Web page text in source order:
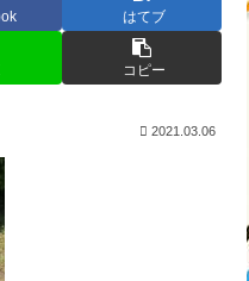
はてブ
コピー
2021.03.06